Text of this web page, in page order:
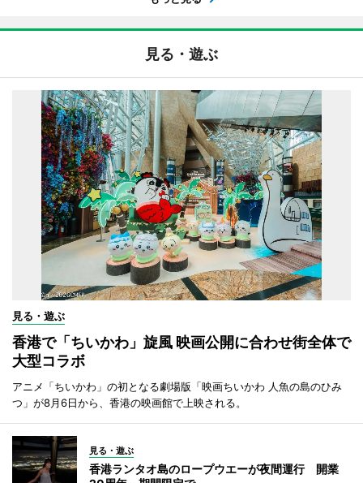
見る・遊ぶ
見る・遊ぶ
香港で「ちいかわ」旋風 映画公開に合わせ街全体で
大型コラボ
アニメ「ちいかわ」の初となる劇場版「映画ちいかわ 人魚の島のひみ
つ」が8月6日から、香港の映画館で上映される。
見る・遊ぶ
香港ランタオ島のロープウエーが夜間運行 開業